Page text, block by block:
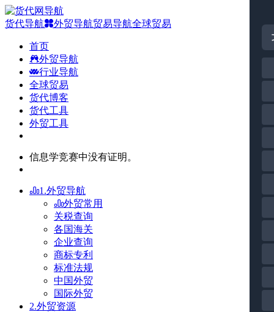
货代导航 外贸导航贸易导航全球贸易
首页
外贸导航
行业导航
全球贸易
货代博客
货代工具
外贸工具
信息学竞赛中没有证明。
1.外贸导航
外贸常用
关税查询
各国海关
企业查询
商标专利
标准法规
中国外贸
国际外贸
2.外贸资源